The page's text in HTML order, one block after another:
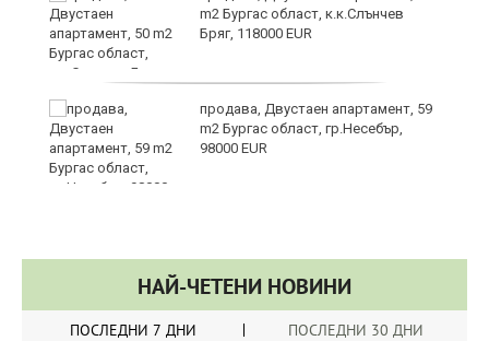
m2 Бургас област, к.к.Слънчев
Бряг, 118000 EUR
продава, Двустаен апартамент, 59
m2 Бургас област, гр.Несебър,
98000 EUR
НАЙ-ЧЕТЕНИ НОВИНИ
ПОСЛЕДНИ 7 ДНИ ПОСЛЕДНИ 30 ДНИ